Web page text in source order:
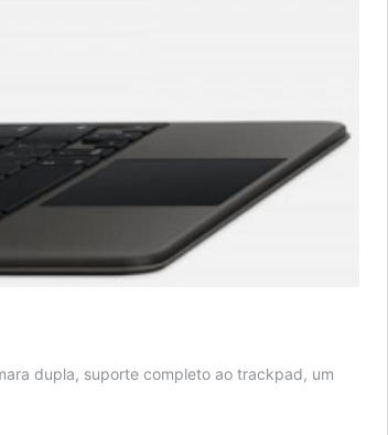
dupla, suporte completo ao trackpad, um